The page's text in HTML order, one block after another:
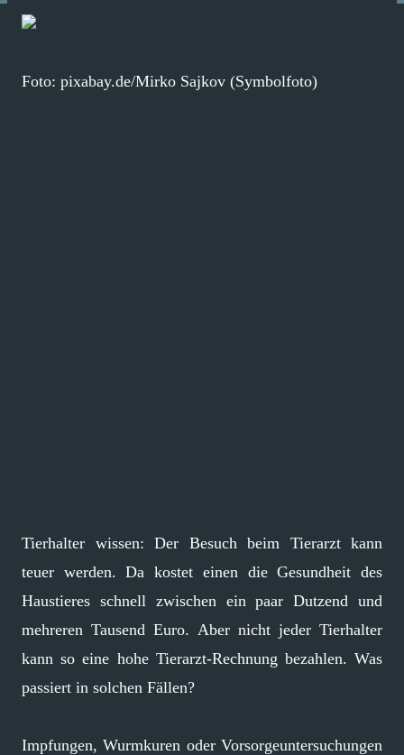
Foto: pixabay.de/Mirko Sajkov (Symbolfoto)
Tierhalter wissen: Der Besuch beim Tierarzt kann
teuer werden. Da kostet einen die Gesundheit des
Haustieres schnell zwischen ein paar Dutzend und
mehreren Tausend Euro. Aber nicht jeder Tierhalter
kann so eine hohe Tierarzt-Rechnung bezahlen. Was
passiert in solchen Fällen?
Impfungen, Wurmkuren oder Vorsorgeuntersuchungen